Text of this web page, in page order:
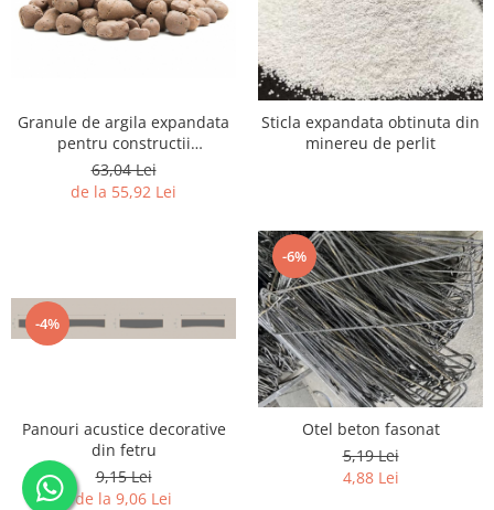
Granule de argila expandata
pentru constructii
petrochimie, petrol si gaze
63,04 Lei
de la 55,92 Lei
Sticla expandata obtinuta din
minereu de perlit
-4%
Panouri acustice decorative
din fetru
9,15 Lei
de la 9,06 Lei
-6%
Otel beton fasonat
5,19 Lei
4,88 Lei